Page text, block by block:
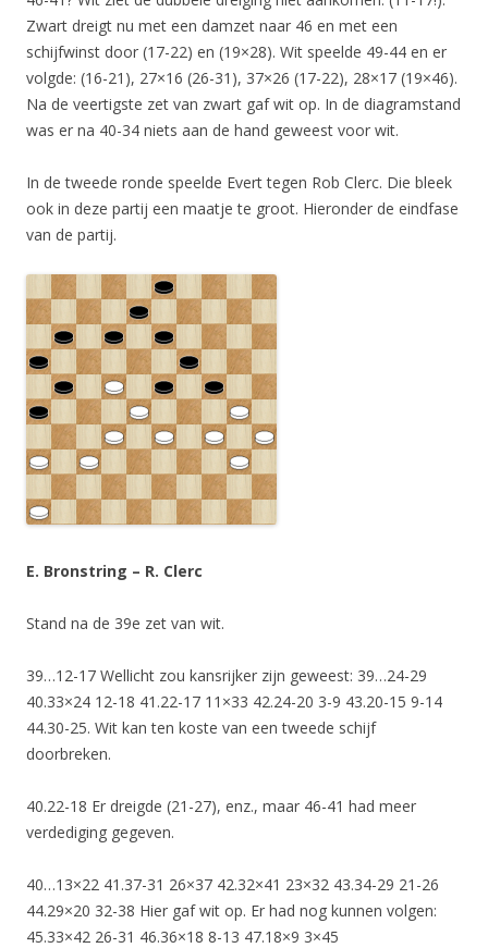
Zwart dreigt nu met een damzet naar 46 en met een
schijfwinst door (17-22) en (19×28). Wit speelde 49-44 en er
volgde: (16-21), 27×16 (26-31), 37×26 (17-22), 28×17 (19×46).
Na de veertigste zet van zwart gaf wit op. In de diagramstand
was er na 40-34 niets aan de hand geweest voor wit.
In de tweede ronde speelde Evert tegen Rob Clerc. Die bleek
ook in deze partij een maatje te groot. Hieronder de eindfase
van de partij.
E. Bronstring – R. Clerc
Stand na de 39e zet van wit.
39…12-17 Wellicht zou kansrijker zijn geweest: 39…24-29
40.33×24 12-18 41.22-17 11×33 42.24-20 3-9 43.20-15 9-14
44.30-25. Wit kan ten koste van een tweede schijf
doorbreken.
40.22-18 Er dreigde (21-27), enz., maar 46-41 had meer
verdediging gegeven.
40…13×22 41.37-31 26×37 42.32×41 23×32 43.34-29 21-26
44.29×20 32-38 Hier gaf wit op. Er had nog kunnen volgen:
45.33×42 26-31 46.36×18 8-13 47.18×9 3×45